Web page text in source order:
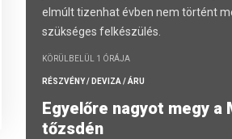
elmúlt tizenhat évben nem történt
szükséges felkészülés.
KÖRÜLBELÜL 1 ÓRÁJA
RÉSZVÉNY / DEVIZA / ÁRU
Egyelőre nagyot megy a
tőzsdén